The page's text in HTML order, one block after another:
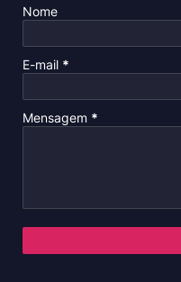
Nome
E-mail *
Mensagem *